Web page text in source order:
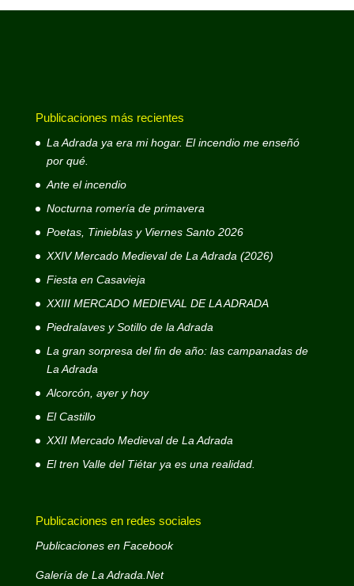
Publicaciones más recientes
La Adrada ya era mi hogar. El incendio me enseñó
por qué.
Ante el incendio
Nocturna romería de primavera
Poetas, Tinieblas y Viernes Santo 2026
XXIV Mercado Medieval de La Adrada (2026)
Fiesta en Casavieja
XXIII MERCADO MEDIEVAL DE LA ADRADA
Piedralaves y Sotillo de la Adrada
La gran sorpresa del fin de año: las campanadas de
La Adrada
Alcorcón, ayer y hoy
El Castillo
XXII Mercado Medieval de La Adrada
El tren Valle del Tiétar ya es una realidad.
Publicaciones en redes sociales
Publicaciones en Facebook
Galería de La Adrada.Net